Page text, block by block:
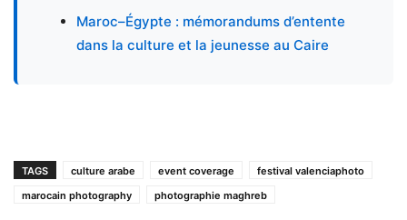
Maroc–Égypte : mémorandums d’entente
dans la culture et la jeunesse au Caire
TAGS culture arabe event coverage
festival valenciaphoto
marocain photography
photographie maghreb